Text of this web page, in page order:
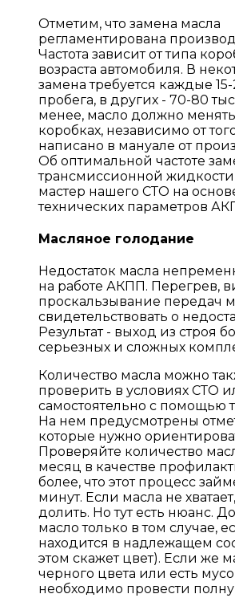
Отметим, что замена масла
регламентирована
Частота зависит от типа
возраста автомобиля. В
замена требуется каждые
пробега, в других - 70-80
менее, масло должно
коробках, независимо от
написано в мануале от
Об оптимальной частоте
трансмиссионной
мастер нашего СТО на
технических параметров
Масляное голодание
Недостаток масла
на работе АКПП. Перегрев,
проскальзывание передач
свидетельствовать о
Результат - выход из строя
серьезных и сложных
Количество масла можно
проверить в условиях СТО
самостоятельно с помощью
На нем предусмотрены
которые нужно
Проверяйте количество
месяц в качестве
более, что этот процесс
минут. Если масла не
долить. Но тут есть нюанс.
масло только в том случае,
находится в надлежащем
этом скажет цвет). Если же
черного цвета или есть
необходимо провести